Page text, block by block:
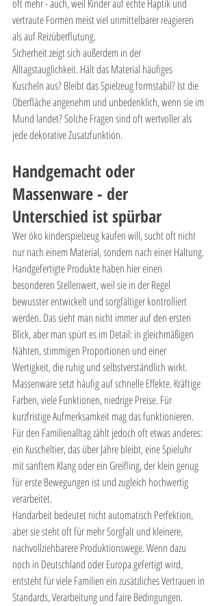
oft mehr - auch, weil Kinder auf echte Haptik und
vertraute Formen meist viel unmittelbarer reagieren
als auf Reizüberflutung.
Sicherheit zeigt sich außerdem in der
Alltagstauglichkeit. Hält das Material häufiges
Kuscheln aus? Bleibt das Spielzeug formstabil? Ist die
Oberfläche angenehm und unbedenklich, wenn sie im
Mund landet? Solche Fragen sind oft wertvoller als
jede dekorative Zusatzfunktion.
Handgemacht oder
Massenware - der
Unterschied ist spürbar
Wer öko kinderspielzeug kaufen will, sucht oft nicht
nur nach einem Material, sondern nach einer Haltung.
Handgefertigte Produkte haben hier einen
besonderen Stellenwert, weil sie in der Regel
bewusster entwickelt und sorgfältiger kontrolliert
werden. Das sieht man nicht immer auf den ersten
Blick, aber man spürt es im Detail: in gleichmäßigen
Nähten, stimmigen Proportionen und einer
Wertigkeit, die ruhig und selbstverständlich wirkt.
Massenware setzt häufig auf schnelle Effekte. Kräftige
Farben, viele Funktionen, niedrige Preise. Für
kurzfristige Aufmerksamkeit mag das funktionieren.
Für den Familienalltag zählt jedoch oft etwas anderes:
ein Kuscheltier, das über Jahre bleibt, eine Spieluhr
mit sanftem Klang oder ein Greifling, der klein genug
für erste Bewegungen ist und zugleich hochwertig
verarbeitet.
Handarbeit bedeutet nicht automatisch Perfektion,
aber sie steht oft für mehr Sorgfalt und kleinere,
nachvollziehbarere Produktionswege. Wenn dazu
noch in Deutschland oder Europa gefertigt wird,
entsteht für viele Familien ein zusätzliches Vertrauen in
Standards, Verarbeitung und faire Bedingungen.